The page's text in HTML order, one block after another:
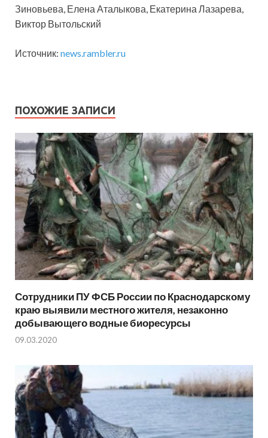
Зиновьева, Елена Аталыкова, Екатерина Лазарева,
Виктор Вытольский
Источник: news.rambler.ru
ПОХОЖИЕ ЗАПИСИ
Сотрудники ПУ ФСБ России по Краснодарскому
краю выявили местного жителя, незаконно
добывающего водные биоресурсы
09.03.2020